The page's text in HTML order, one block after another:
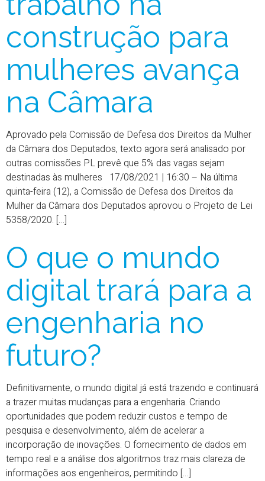
construção para
mulheres avança
na Câmara
Aprovado pela Comissão de Defesa dos Direitos da Mulher
da Câmara dos Deputados, texto agora será analisado por
outras comissões PL prevê que 5% das vagas sejam
destinadas às mulheres 17/08/2021 | 16:30 – Na última
quinta-feira (12), a Comissão de Defesa dos Direitos da
Mulher da Câmara dos Deputados aprovou o Projeto de Lei
5358/2020. […]
O que o mundo
digital trará para a
engenharia no
futuro?
Definitivamente, o mundo digital já está trazendo e continuará
a trazer muitas mudanças para a engenharia. Criando
oportunidades que podem reduzir custos e tempo de
pesquisa e desenvolvimento, além de acelerar a
incorporação de inovações. O fornecimento de dados em
tempo real e a análise dos algoritmos traz mais clareza de
informações aos engenheiros, permitindo […]